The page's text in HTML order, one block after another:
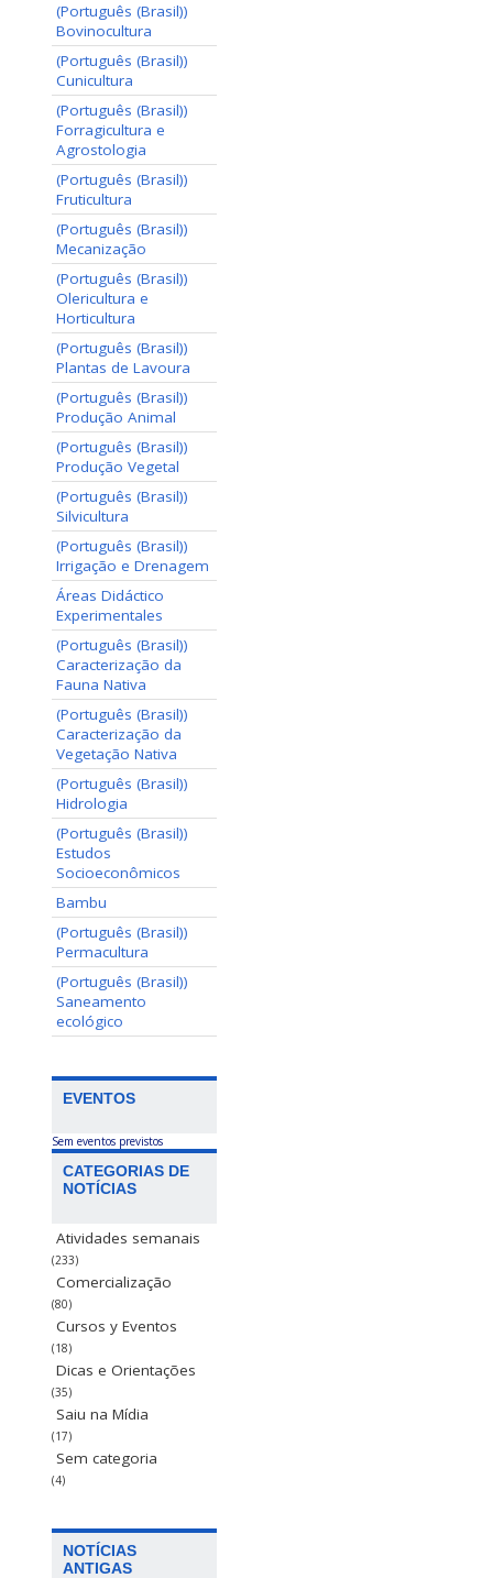
(Português (Brasil))
Bovinocultura
(Português (Brasil))
Cunicultura
(Português (Brasil))
Forragicultura e
Agrostologia
(Português (Brasil))
Fruticultura
(Português (Brasil))
Mecanização
(Português (Brasil))
Olericultura e
Horticultura
(Português (Brasil))
Plantas de Lavoura
(Português (Brasil))
Produção Animal
(Português (Brasil))
Produção Vegetal
(Português (Brasil))
Silvicultura
(Português (Brasil))
Irrigação e Drenagem
Áreas Didáctico
Experimentales
(Português (Brasil))
Caracterização da
Fauna Nativa
(Português (Brasil))
Caracterização da
Vegetação Nativa
(Português (Brasil))
Hidrologia
(Português (Brasil))
Estudos
Socioeconômicos
Bambu
(Português (Brasil))
Permacultura
(Português (Brasil))
Saneamento
ecológico
EVENTOS
Sem eventos previstos
CATEGORIAS DE
NOTÍCIAS
Atividades semanais
(233)
Comercialização
(80)
Cursos y Eventos
(18)
Dicas e Orientações
(35)
Saiu na Mídia
(17)
Sem categoria
(4)
NOTÍCIAS
ANTIGAS